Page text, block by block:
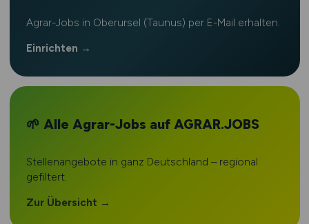
Agrar-Jobs in Oberursel (Taunus) per E-Mail erhalten.
Einrichten →
🌱 Alle Agrar-Jobs auf AGRAR.JOBS
Stellenangebote in ganz Deutschland – regional
gefiltert.
Zur Übersicht →